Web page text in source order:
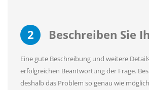
2 Beschreiben Sie
Eine gute Beschreibung und weitere
erfolgreichen Beantwortung der Frage.
deshalb das Problem so genau wie